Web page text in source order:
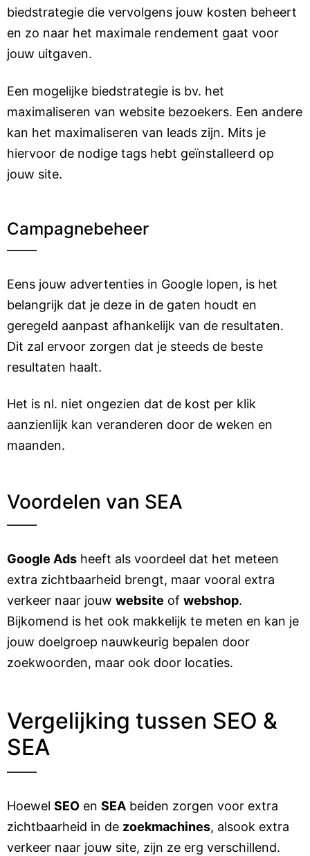
biedstrategie die vervolgens jouw kosten beheert
en zo naar het maximale rendement gaat voor
jouw uitgaven.
Een mogelijke biedstrategie is bv. het
maximaliseren van website bezoekers. Een andere
kan het maximaliseren van leads zijn. Mits je
hiervoor de nodige tags hebt geïnstalleerd op
jouw site.
Campagnebeheer
Eens jouw advertenties in Google lopen, is het
belangrijk dat je deze in de gaten houdt en
geregeld aanpast afhankelijk van de resultaten.
Dit zal ervoor zorgen dat je steeds de beste
resultaten haalt.
Het is nl. niet ongezien dat de kost per klik
aanzienlijk kan veranderen door de weken en
maanden.
Voordelen van SEA
Google Ads heeft als voordeel dat het meteen
extra zichtbaarheid brengt, maar vooral extra
verkeer naar jouw website of webshop.
Bijkomend is het ook makkelijk te meten en kan je
jouw doelgroep nauwkeurig bepalen door
zoekwoorden, maar ook door locaties.
Vergelijking tussen SEO &
SEA
Hoewel SEO en SEA beiden zorgen voor extra
zichtbaarheid in de zoekmachines, alsook extra
verkeer naar jouw site, zijn ze erg verschillend.